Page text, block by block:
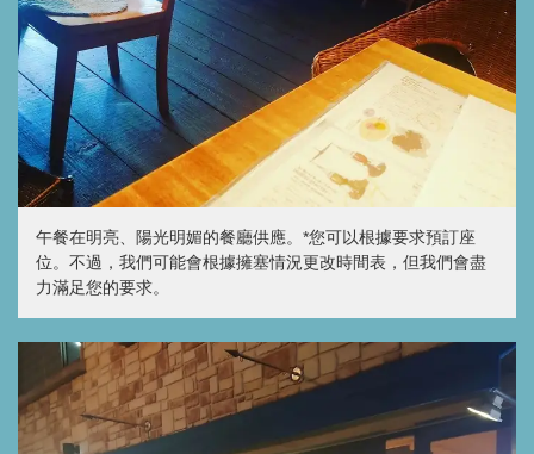
午餐在明亮、陽光明媚的餐廳供應。*您可以根據要求預訂座
位。不過，我們可能會根據擁塞情況更改時間表，但我們會盡
力滿足您的要求。
この店舗情報をシェアする
究極のハンバーグと窯焼きピザ trinity&夙川桜庵